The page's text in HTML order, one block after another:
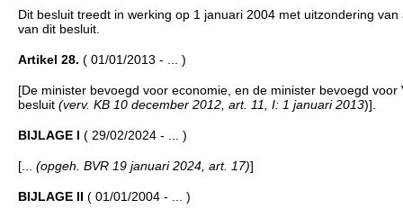
Dit besluit treedt in werking op 1 januari 2004 met uitzondering
van dit besluit.
Artikel 28. ( 01/01/2013 - ... )
[De minister bevoegd voor economie, en de minister bevoegd
besluit (verv. KB 10 december 2012, art. 11, I: 1 januari 2013)].
BIJLAGE I ( 29/02/2024 - ... )
[... (opgeh. BVR 19 januari 2024, art. 17)]
BIJLAGE II ( 01/01/2004 - ... )